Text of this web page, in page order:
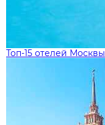
Топ-15 отелей Москвы